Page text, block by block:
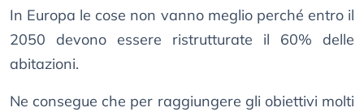
In Europa le cose non vanno meglio perché entro il
2050 devono essere ristrutturate il 60% delle
abitazioni.
Ne consegue che per raggiungere gli obiettivi molti